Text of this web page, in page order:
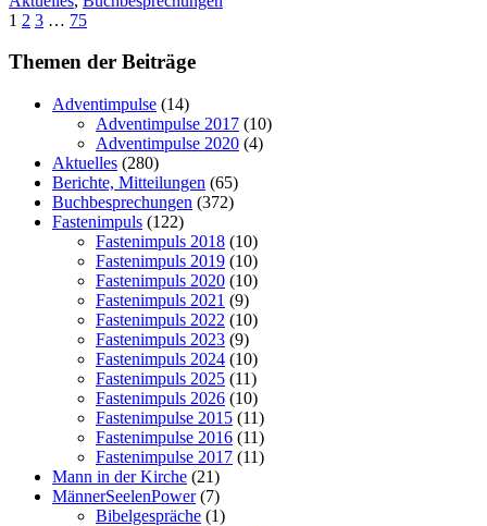
1 2 3 … 75
Themen der Beiträge
Adventimpulse (14)
Adventimpulse 2017 (10)
Adventimpulse 2020 (4)
Aktuelles (280)
Berichte, Mitteilungen (65)
Buchbesprechungen (372)
Fastenimpuls (122)
Fastenimpuls 2018 (10)
Fastenimpuls 2019 (10)
Fastenimpuls 2020 (10)
Fastenimpuls 2021 (9)
Fastenimpuls 2022 (10)
Fastenimpuls 2023 (9)
Fastenimpuls 2024 (10)
Fastenimpuls 2025 (11)
Fastenimpuls 2026 (10)
Fastenimpulse 2015 (11)
Fastenimpulse 2016 (11)
Fastenimpulse 2017 (11)
Mann in der Kirche (21)
MännerSeelenPower(7)
Bibelgespräche (1)